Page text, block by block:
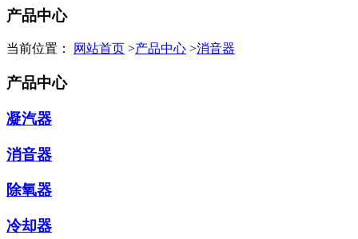
产品中心
当前位置： 网站首页 >产品中心 >消音器
产品中心
凝汽器
消音器
除氧器
冷却器